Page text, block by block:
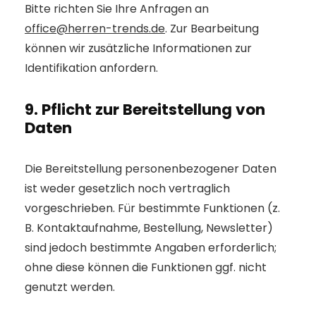
Bitte richten Sie Ihre Anfragen an
office@herren-trends.de. Zur Bearbeitung
können wir zusätzliche Informationen zur
Identifikation anfordern.
9. Pflicht zur Bereitstellung von
Daten
Die Bereitstellung personenbezogener Daten
ist weder gesetzlich noch vertraglich
vorgeschrieben. Für bestimmte Funktionen (z.
B. Kontaktaufnahme, Bestellung, Newsletter)
sind jedoch bestimmte Angaben erforderlich;
ohne diese können die Funktionen ggf. nicht
genutzt werden.